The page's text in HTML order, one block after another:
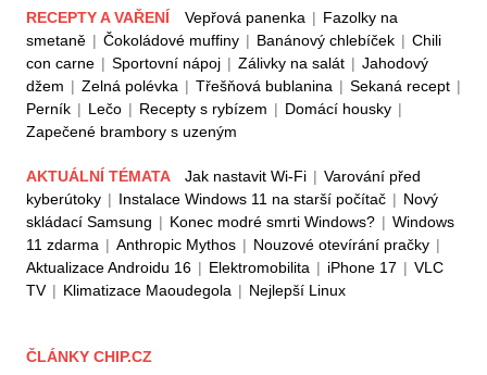
RECEPTY A VAŘENÍ Vepřová panenka | Fazolky na
smetaně | Čokoládové muffiny | Banánový chlebíček | Chili
con carne | Sportovní nápoj | Zálivky na salát | Jahodový
džem | Zelná polévka | Třešňová bublanina | Sekaná recept |
Perník | Lečo | Recepty s rybízem | Domácí housky |
Zapečené brambory s uzeným
AKTUÁLNÍ TÉMATA Jak nastavit Wi-Fi | Varování před
kyberútoky | Instalace Windows 11 na starší počítač | Nový
skládací Samsung | Konec modré smrti Windows? | Windows
11 zdarma | Anthropic Mythos | Nouzové otevírání pračky |
Aktualizace Androidu 16 | Elektromobilita | iPhone 17 | VLC
TV | Klimatizace Maoudegola | Nejlepší Linux
ČLÁNKY CHIP.CZ